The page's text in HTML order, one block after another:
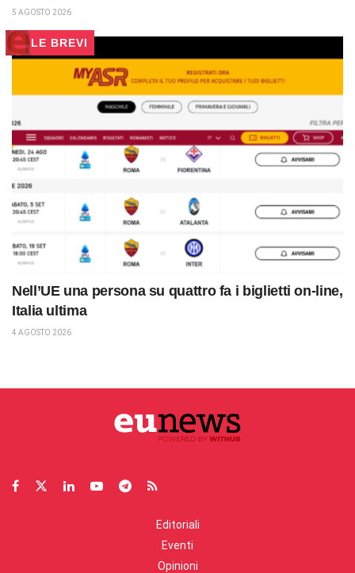
5 AGOSTO 2026
LE BREVI
Nell’UE una persona su quattro fa i biglietti on-line,
Italia ultima
4 AGOSTO 2026
Editoriali
Eventi
Opinioni